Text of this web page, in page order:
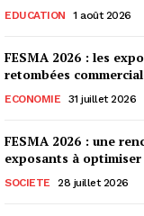
EDUCATION 1 août 2026
FESMA 2026 : les
retombées
ECONOMIE 31 juillet 2026
FESMA 2026 : une
exposants à
SOCIETE 28 juillet 2026